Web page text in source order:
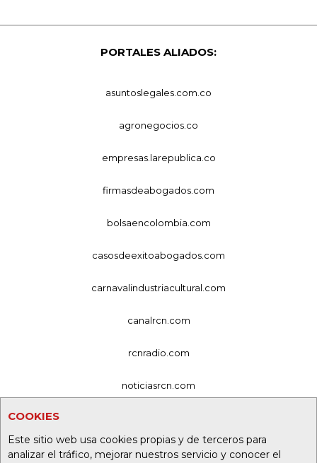
COOKIES
Este sitio web usa cookies propias y de terceros para
analizar el tráfico, mejorar nuestros servicio y conocer el
PORTALES ALIADOS:
asuntoslegales.com.co
agronegocios.co
empresas.larepublica.co
firmasdeabogados.com
bolsaencolombia.com
casosdeexitoabogados.com
carnavalindustriacultural.com
canalrcn.com
rcnradio.com
noticiasrcn.com
alerta.com.co